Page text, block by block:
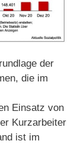
der
die im
Einsatz von
Kurzarbeiter
ist im